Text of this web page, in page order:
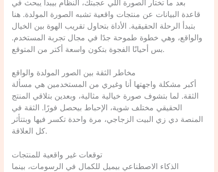
بعد ما تختار الصورة اللي عجبتك، النظام بيبداً يبحث في
قاعدة البيانات عن منتجات واقعية تشبه الصورة المولدة. هنا
بتبدأ الرحلة الحقيقية. الأداة بتحاول تقريب الهوة بين الخيال
والواقع، وهي خطوة طموحة جدًا في مجال تجربة المستخدم.
بس أحيانًا الفجوة بتكون واسعة أكتر من المتوقع.
مخاطر الثقة بين الصور المولدة والواقع
أكبر مشكلة واجهتها أنا وغيري من المستخدمين هي مسألة
الثقة. لما بتشوف صورة خيالية مثالية، وبعدين بتلاقي المنتج
الحقيقي مختلف شوية، الإحباط بيحصل فورًا. الثقة في
المنصة دي زي البيت الزجاجي، مرة واحدة تكسر فيها وبتتأثر
كل العلاقة.
توقعات غير واقعية للمنتجات
الذكاء الاصطناعي بيميل للكمال في الرسومات، بينما